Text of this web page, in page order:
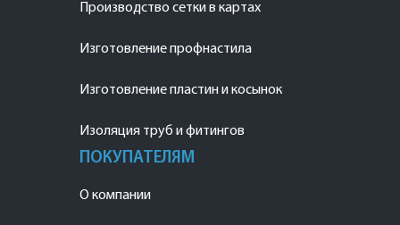
Производство сетки в картах
Изготовление профнастила
Изготовление пластин и косынок
Изоляция труб и фитингов
ПОКУПАТЕЛЯМ
О компании